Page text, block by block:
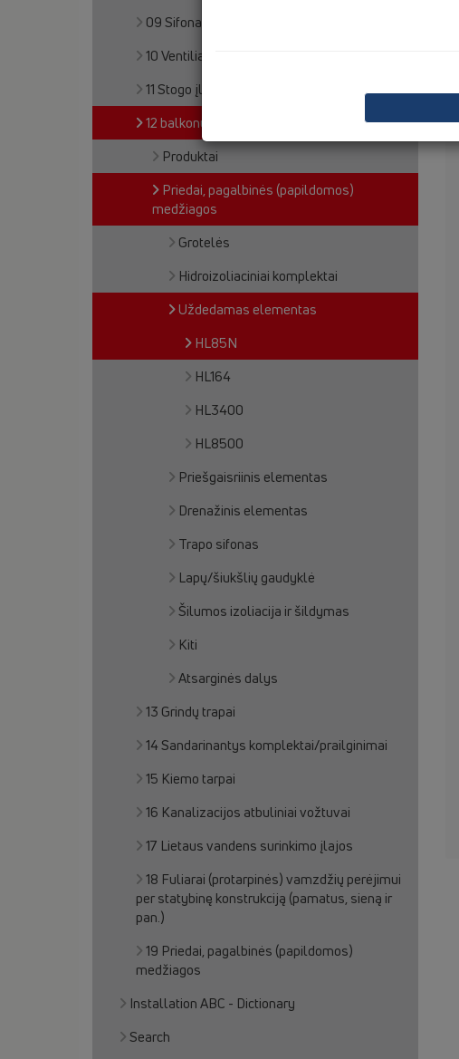
09 Sifonai pisuarams
10 Ventiliaciniai automatiniai voštuvai
11 Stogo įlajos
12 balkonų ir terasų trapai
Produktai
Priedai, pagalbinės (papildomos)
medžiagos
Grotelės
Hidroizoliaciniai komplektai
Uždedamas elementas
HL85N
HL164
HL3400
HL8500
Priešgaisriinis elementas
Drenažinis elementas
Trapo sifonas
Lapų/šiukšlių gaudyklė
Šilumos izoliacija ir šildymas
Kiti
Atsarginės dalys
13 Grindų trapai
14 Sandarinantys komplektai/prailginimai
15 Kiemo tarpai
16 Kanalizacijos atbuliniai vožtuvai
17 Lietaus vandens surinkimo įlajos
18 Fuliarai (protarpinės) vamzdžių perėjimui
per statybinę konstrukciją (pamatus, sieną ir
pan.)
19 Priedai, pagalbinės (papildomos)
medžiagos
Installation ABC - Dictionary
Search